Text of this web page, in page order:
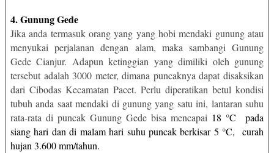
4. Gunung Gede
Jika anda termasuk orang yang yang hobi mendaki gunung atau
menyukai perjalanan dengan alam, maka sambangi Gunung
Gede Cianjur. Adapun ketinggian yang dimiliki oleh gunung
tersebut adalah 3000 meter, dimana puncaknya dapat disaksikan
dari Cibodas Kecamatan Pacet. Perlu diperatikan betul kondisi
tubuh anda saat mendaki di gunung yang satu ini, lantaran suhu
rata-rata di puncak Gunung Gede bisa mencapai 18 °C
pada
siang hari dan di malam hari suhu puncak berkisar 5 °C,
curah
hujan 3.600 mm/tahun.